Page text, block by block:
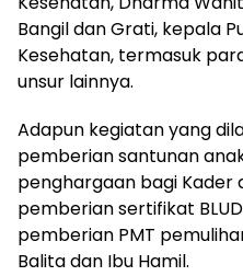
Bangil dan Grati, kepala
Kesehatan, termasuk
unsur lainnya.
Adapun kegiatan yang
pemberian santunan
penghargaan bagi Kader
pemberian sertifikat
pemberian PMT
Balita dan Ibu Hamil.